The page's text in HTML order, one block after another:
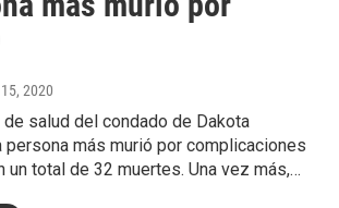
2020
salud del condado de Dakota
persona más murió por complicaciones
un total de 32 muertes. Una vez más,…